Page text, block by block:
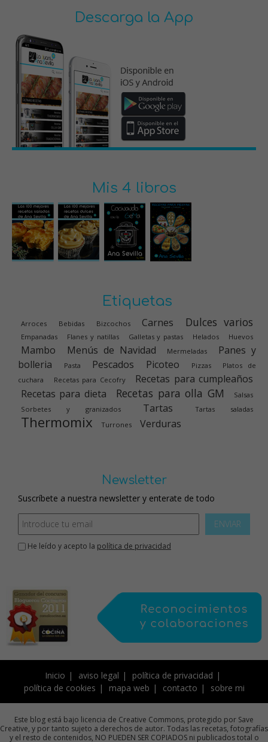
Descarga la App
Mis 4 libros
Etiquetas
Arroces Bebidas Bizcochos Carnes Dulces varios
Empanadas Flanes y natillas Galletas y pastas Helados Huevos
Mambo Menús de Navidad Mermeladas
Panes y
bolleria
Pasta Pescados Picoteo Pizzas
Platos de
cuchara
Recetas para Cecofry
Recetas para cumpleaños
Recetas para dieta
Recetas para olla GM
Salsas
Sorbetes y granizados
Tartas Tartas saladas
Thermomix Turrones Verduras
Newsletter
Suscríbete a nuestra newsletter y enterate de todo
ENVIAR
He leído y acepto la política de privacidad
Inicio aviso legal
política de privacidad
política de cookies
mapa web contacto sobre mi
Este blog está bajo licencia de Creative Commons, protegido por Save
Creative, y por tanto sujeto a derechos de autor. Todas las recetas, fotografías
y el resto de contenidos, NO PUEDEN SER COPIADOS ni publicados total o